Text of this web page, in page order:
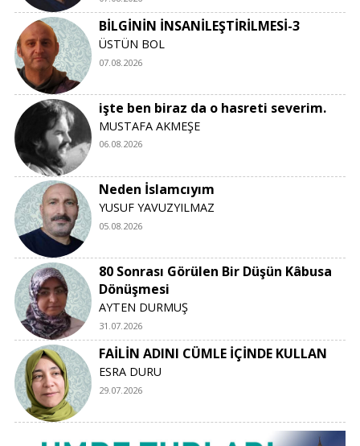
BİLGİNİN İNSANİLEŞTİRİLMESİ-3
ÜSTÜN BOL
07.08.2026
işte ben biraz da o hasreti severim.
MUSTAFA AKMEŞE
06.08.2026
Neden İslamcıyım
YUSUF YAVUZYILMAZ
05.08.2026
80 Sonrası Görülen Bir Düşün Kâbusa
Dönüşmesi
AYTEN DURMUŞ
31.07.2026
FAİLİN ADINI CÜMLE İÇİNDE KULLAN
ESRA DURU
29.07.2026